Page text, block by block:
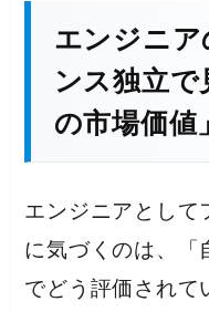
エンジニア
ンス独立
の市場価値」
エンジニアとして
に気づくのは、「
でどう評価されて